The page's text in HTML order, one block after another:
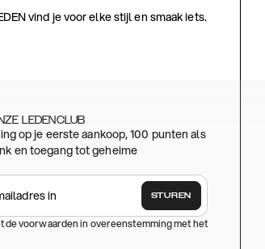
vind je voor elke stijl en smaak iets.
LEDENCLUB
op je eerste aankoop, 100 punten als
en toegang tot geheime
STUREN
de voorwaarden in overeenstemming met het